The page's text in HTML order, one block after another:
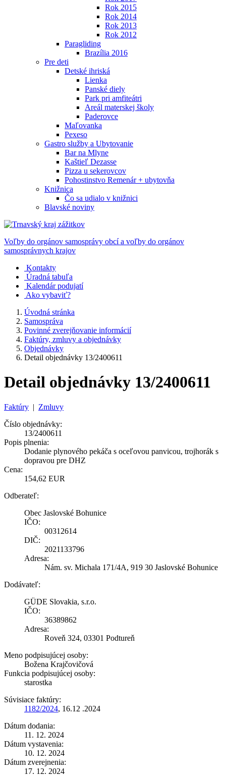
Rok 2015
Rok 2014
Rok 2013
Rok 2012
Paragliding
Brazília 2016
Pre deti
Detské ihriská
Lienka
Panské diely
Park pri amfiteátri
Areál materskej školy
Paderovce
Maľovanka
Pexeso
Gastro služby a Ubytovanie
Bar na Mlyne
Kaštieľ Dezasse
Pizza u sekerovcov
Pohostinstvo Remenár + ubytovňa
Knižnica
Čo sa udialo v knižnici
Blavské noviny
Voľby do orgánov samosprávy obcí a voľby do orgánov
samosprávnych krajov
Kontakty
Úradná tabuľa
Kalendár podujatí
Ako vybaviť?
Úvodná stránka
Samospráva
Povinné zverejňovanie informácií
Faktúry, zmluvy a objednávky
Objednávky
Detail objednávky 13/2400611
Detail objednávky 13/2400611
Faktúry | Zmluvy
Číslo objednávky:
13/2400611
Popis plnenia:
Dodanie plynového pekáča s oceľovou panvicou, trojhorák s
dopravou pre DHZ
Cena:
154,62 EUR
Odberateľ:
Obec Jaslovské Bohunice
IČO:
00312614
DIČ:
2021133796
Adresa:
Nám. sv. Michala 171/4A, 919 30 Jaslovské Bohunice
Dodávateľ:
GÜDE Slovakia, s.r.o.
IČO:
36389862
Adresa:
Roveň 324, 03301 Podtureň
Meno podpisujúcej osoby:
Božena Krajčovičová
Funkcia podpisujúcej osoby:
starostka
Súvisiace faktúry:
1182/2024, 16.12 .2024
Dátum dodania:
11. 12. 2024
Dátum vystavenia:
10. 12. 2024
Dátum zverejnenia:
17. 12. 2024